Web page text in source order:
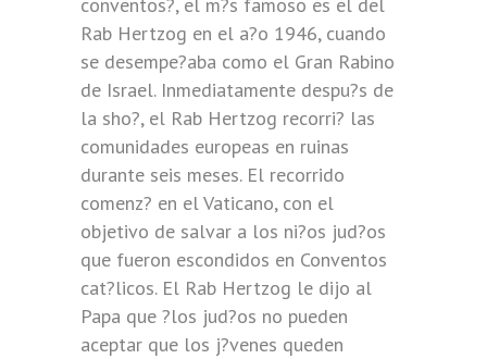
Rab Hertzog en el a?o 1946, cuando
se desempe?aba como el Gran Rabino
de Israel. Inmediatamente despu?s de
la sho?, el Rab Hertzog recorri? las
comunidades europeas en ruinas
durante seis meses. El recorrido
comenz? en el Vaticano, con el
objetivo de salvar a los ni?os jud?os
que fueron escondidos en Conventos
cat?licos. El Rab Hertzog le dijo al
Papa que ?los jud?os no pueden
aceptar que los j?venes queden